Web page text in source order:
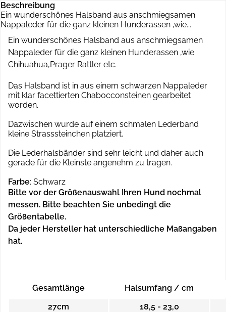
Beschreibung
Ein wunderschönes Halsband aus anschmiegsamen
Nappaleder für die ganz kleinen Hunderassen ,wie...
Ein wunderschönes Halsband aus anschmiegsamen
Nappaleder für die ganz kleinen Hunderassen ,wie
Chihuahua,Prager Rattler etc.
Das Halsband ist in aus einem schwarzen Nappaleder
mit klar facettierten Chabocconsteinen gearbeitet
worden.
Dazwischen wurde auf einem schmalen Lederband
kleine Strasssteinchen platziert.
Die Lederhalsbänder sind sehr leicht und daher auch
gerade für die Kleinste angenehm zu tragen.
Farbe: Schwarz
Bitte vor der Größenauswahl Ihren Hund nochmal
messen. Bitte beachten Sie unbedingt die
Größentabelle.
Da jeder Hersteller hat unterschiedliche Maßangaben
hat.
Gesamtlänge
Halsumfang / cm
27cm
18,5 - 23,0